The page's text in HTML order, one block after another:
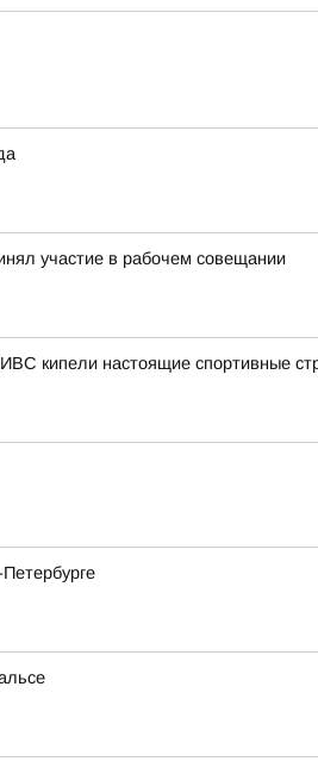
участие в рабочем совещании
кипели настоящие спортивные